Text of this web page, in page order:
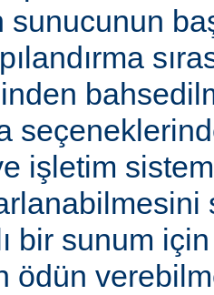
işletim
bir sunum
ödün